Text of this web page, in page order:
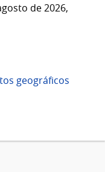
de 2026,
geográficos